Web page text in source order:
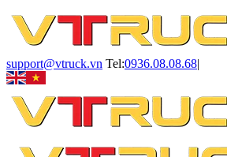
support@vtruck.vn Tel:0936.08.08.68|